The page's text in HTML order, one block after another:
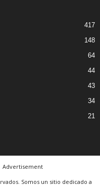
417
148
64
44
43
34
21
Advertisement
Somos un sitio dedicado a